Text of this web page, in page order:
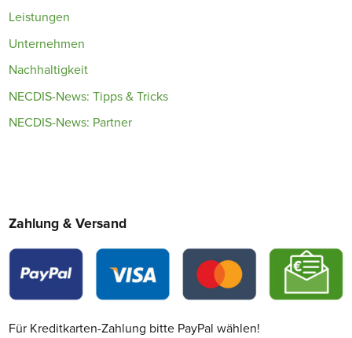
Leistungen
Unternehmen
Nachhaltigkeit
NECDIS-News: Tipps & Tricks
NECDIS-News: Partner
Zahlung & Versand
Für Kreditkarten-Zahlung bitte PayPal wählen!